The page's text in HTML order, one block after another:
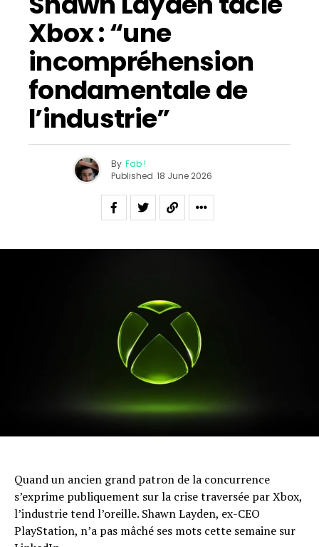
Xbox : “une
incompréhension
fondamentale de
l’industrie”
By Fab !
Published 18 June 2026
Quand un ancien grand patron de la concurrence
s’exprime publiquement sur la crise traversée par Xbox,
l’industrie tend l’oreille. Shawn Layden, ex-CEO
PlayStation, n’a pas mâché ses mots cette semaine sur